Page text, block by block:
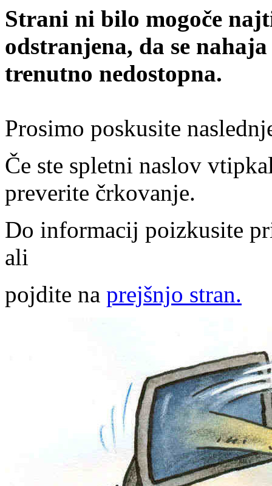
Strani ni bilo mogoče
odstranjena, da se
trenutno nedostopna.
Prosimo poskusite
Če ste spletni naslov
preverite črkovanje.
Do informacij poizkusite
ali
pojdite na prejšnjo stran.